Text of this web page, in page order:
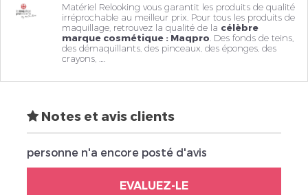
Matériel Relooking vous garantit les produits de qualité
irréprochable au meilleur prix. Pour tous les produits de
maquillage, retrouvez la qualité de la célèbre
marque cosmétique : Maqpro . Des fonds de teins,
desdémaquillants , des pinceaux, des éponges, des
crayons, ….
Notes et avis clients
personne n'a encore posté d'avis
EVALUEZ-LE